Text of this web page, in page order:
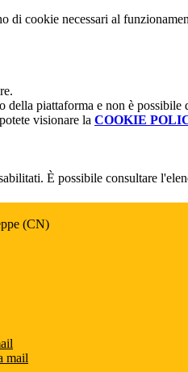
di cookie necessari al
della piattaforma e non è possibile
visionare la COOKIE
È possibile consultare
(CN)
mail